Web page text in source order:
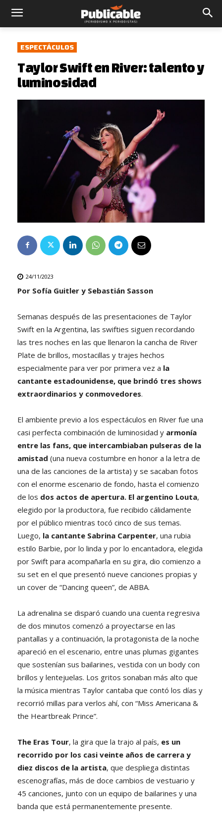
ESPECTÁCULOS
Taylor Swift en River: talento y
luminosidad
24/11/2023
Por Sofía Guitler y Sebastián Sasson
Semanas después de las presentaciones de Taylor
Swift en la Argentina, las swifties siguen recordando
las tres noches en las que llenaron la cancha de River
Plate de brillos, mostacillas y trajes hechos
especialmente para ver por primera vez a la
cantante estadounidense, que brindó tres shows
extraordinarios y conmovedores.
El ambiente previo a los espectáculos en River fue una
casi perfecta combinación de luminosidad y armonía
entre las fans, que intercambiaban pulseras de la
amistad (una nueva costumbre en honor a la letra de
una de las canciones de la artista) y se sacaban fotos
con el enorme escenario de fondo, hasta el comienzo
de los dos actos de apertura. El argentino Louta,
elegido por la productora, fue recibido cálidamente
por el público mientras tocó cinco de sus temas.
Luego, la cantante Sabrina Carpenter, una rubia
estilo Barbie, por lo linda y por lo encantadora, elegida
por Swift para acompañarla en su gira, dio comienzo a
su set en el que presentó nueve canciones propias y
un cover de “Dancing queen”, de ABBA.
La adrenalina se disparó cuando una cuenta regresiva
de dos minutos comenzó a proyectarse en las
pantallas y a continuación, la protagonista de la noche
apareció en el escenario, entre unas plumas gigantes
que sostenían sus bailarines, vestida con un body con
brillos y lentejuelas. Los gritos sonaban más alto que
la música mientras Taylor cantaba que contó los días y
recorrió millas para verlos ahí, con “Miss Americana &
the Heartbreak Prince”.
The Eras Tour, la gira que la trajo al país, es un
recorrido por los casi veinte años de carrera y
diez discos de la artista, que despliega distintas
escenografías, más de doce cambios de vestuario y
45 canciones, junto con un equipo de bailarines y una
banda que está permanentemente presente.